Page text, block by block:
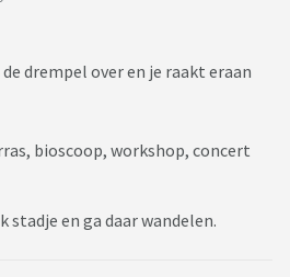
drempel over en je raakt eraan
bioscoop, workshop, concert
stadje en ga daar wandelen.